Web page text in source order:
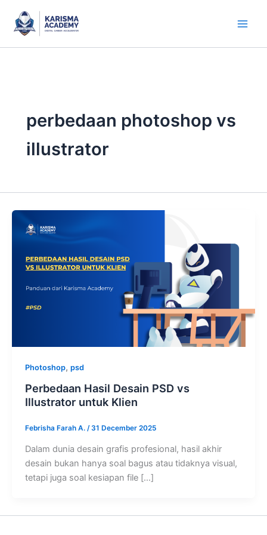
content
perbedaan photoshop vs
illustrator
Photoshop, psd
Perbedaan Hasil Desain PSD vs
Illustrator untuk Klien
Febrisha Farah A. /31 December 2025
Dalam dunia desain grafis profesional, hasil akhir
desain bukan hanya soal bagus atau tidaknya visual,
tetapi juga soal kesiapan file […]